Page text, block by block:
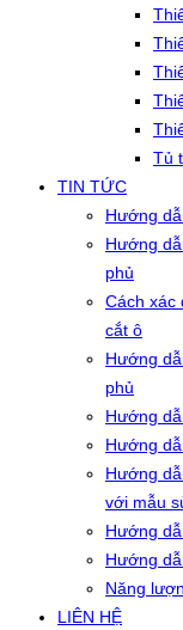
Tủ
TIN TỨC
Hướng
Hướng
phủ
Cách xác
cắt ô
Hướng
phủ
Hướng
Hướng
Hướng
với mẫu
Hướng
Hướng
Năng
LIÊN HỆ